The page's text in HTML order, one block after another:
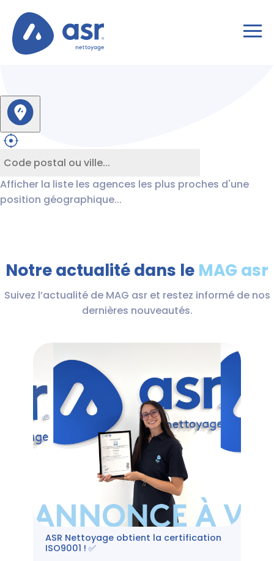
Afficher la liste les agences les plus proches d'une
position géographique...
Notre actualité dans le MAG asr
Suivez l’actualité de MAG asr et restez informé de nos
dernières nouveautés.
ASR Nettoyage obtient la certification
ISO9001 ! ✅